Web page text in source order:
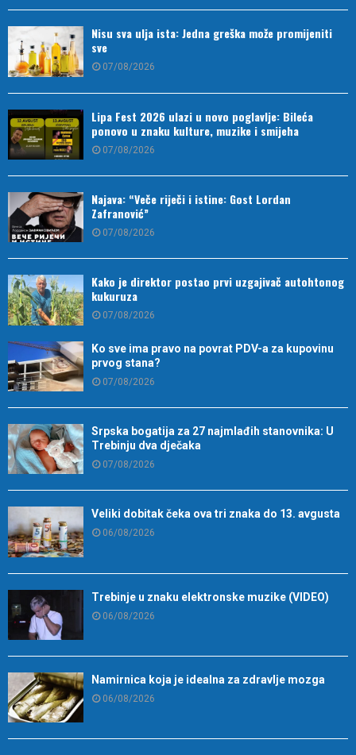
Nisu sva ulja ista: Jedna greška može promijeniti
sve
07/08/2026
Lipa Fest 2026 ulazi u novo poglavlje: Bileća
ponovo u znaku kulture, muzike i smijeha
07/08/2026
Najava: “Veče riječi i istine: Gost Lordan
Zafranović”
07/08/2026
Kako je direktor postao prvi uzgajivač autohtonog
kukuruza
07/08/2026
Ko sve ima pravo na povrat PDV-a za kupovinu
prvog stana?
07/08/2026
Srpska bogatija za 27 najmlađih stanovnika: U
Trebinju dva dječaka
07/08/2026
Veliki dobitak čeka ova tri znaka do 13. avgusta
06/08/2026
Trebinje u znaku elektronske muzike (VIDEO)
06/08/2026
Namirnica koja je idealna za zdravlje mozga
06/08/2026